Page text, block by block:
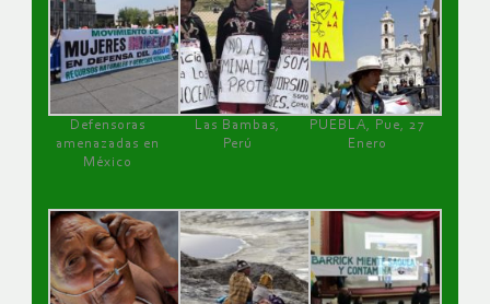
Defensoras
amenazadas en
México
Las Bambas,
Perú
PUEBLA, Pue, 27
Enero